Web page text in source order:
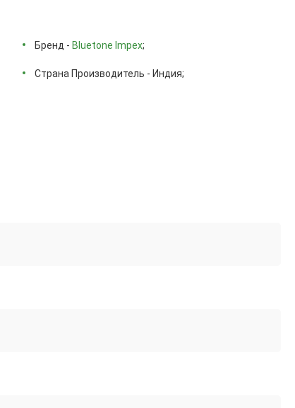
Бренд - Bluetone Impex;
Страна Производитель - Индия;